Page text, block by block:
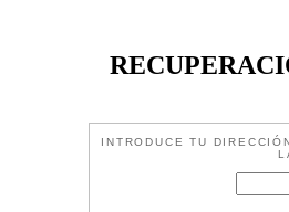
INTRODUCE TU